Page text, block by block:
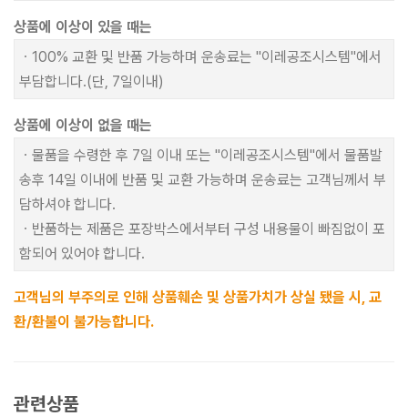
상품에 이상이 있을 때는
ㆍ100% 교환 및 반품 가능하며 운송료는 "이레공조시스템"에서
부담합니다.(단, 7일이내)
상품에 이상이 없을 때는
ㆍ물품을 수령한 후 7일 이내 또는 "이레공조시스템"에서 물품발
송후 14일 이내에 반품 및 교환 가능하며 운송료는 고객님께서 부
담하셔야 합니다.
ㆍ반품하는 제품은 포장박스에서부터 구성 내용물이 빠짐없이 포
함되어 있어야 합니다.
고객님의 부주의로 인해 상품훼손 및 상품가치가 상실 됐을 시, 교
환/환불이 불가능합니다.
관련상품